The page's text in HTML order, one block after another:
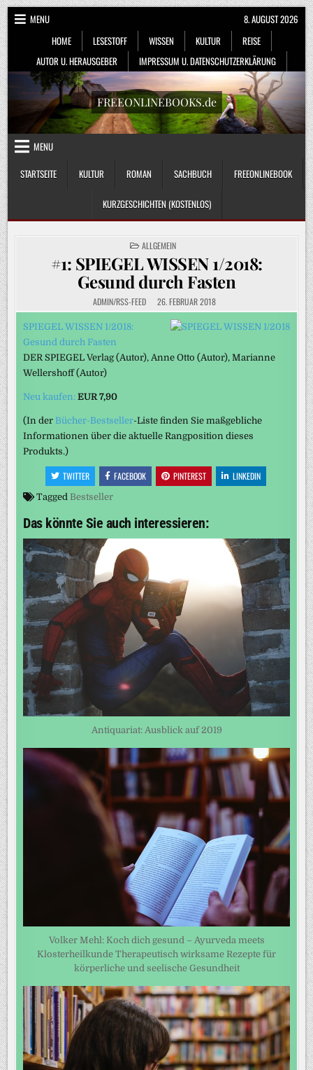
Skip
to
content
MENU
HOME
LESESTOFF WISSEN KULTUR
REISE
AUTOR U. HERAUSGEBER
IMPRESSUM U. DATENSCHUTZERKLÄRUNG
8. AUGUST 2026
FREEONLINEBOOKS.de
MENU
STARTSEITE
KULTUR ROMAN SACHBUCH FREEONLINEBOOK
KURZGESCHICHTEN (KOSTENLOS)
POSTED
IN
ALLGEMEIN
#1: SPIEGEL WISSEN 1/2018:
Gesund durch Fasten
ADMIN/RSS-FEED 26. FEBRUAR 2018
SPIEGEL WISSEN 1/2018:
Gesund durch Fasten
DER SPIEGEL Verlag(Autor), Anne Otto(Autor), Marianne
Wellershoff(Autor)
Neu kaufen:EUR 7,90
(In der Bücher-Bestseller-Liste finden Sie maßgebliche
Informationen über die aktuelle Rangposition dieses
Produkts.)
TWITTER FACEBOOK PINTEREST LINKEDIN
Tagged Bestseller
Das könnte Sie auch interessieren:
Antiquariat: Ausblick auf 2019
Volker Mehl: Koch dich gesund – Ayurveda meets
Klosterheilkunde Therapeutisch wirksame Rezepte für
körperliche und seelische Gesundheit